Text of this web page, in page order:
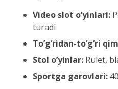
Video slot o’yinlari:
turadi
To’g’ridan-to’g’ri
Stol o’yinlar: Rulet,
Sportga garovlari: